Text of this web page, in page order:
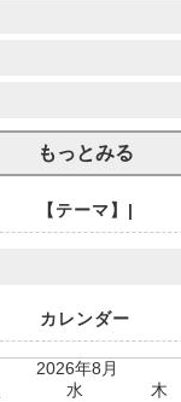
もっとみる
【テーマ】|
カレンダー
2026年8月
水 木